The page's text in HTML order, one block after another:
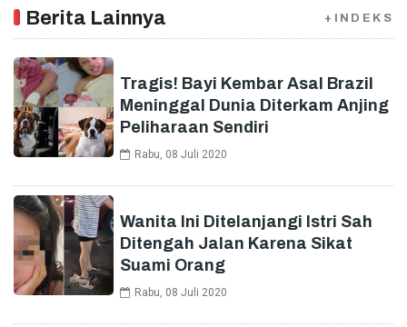
Berita Lainnya +INDEKS
Tragis! Bayi Kembar Asal Brazil
Meninggal Dunia Diterkam Anjing
Peliharaan Sendiri
Rabu, 08 Juli 2020
Wanita Ini Ditelanjangi Istri Sah
Ditengah Jalan Karena Sikat
Suami Orang
Rabu, 08 Juli 2020